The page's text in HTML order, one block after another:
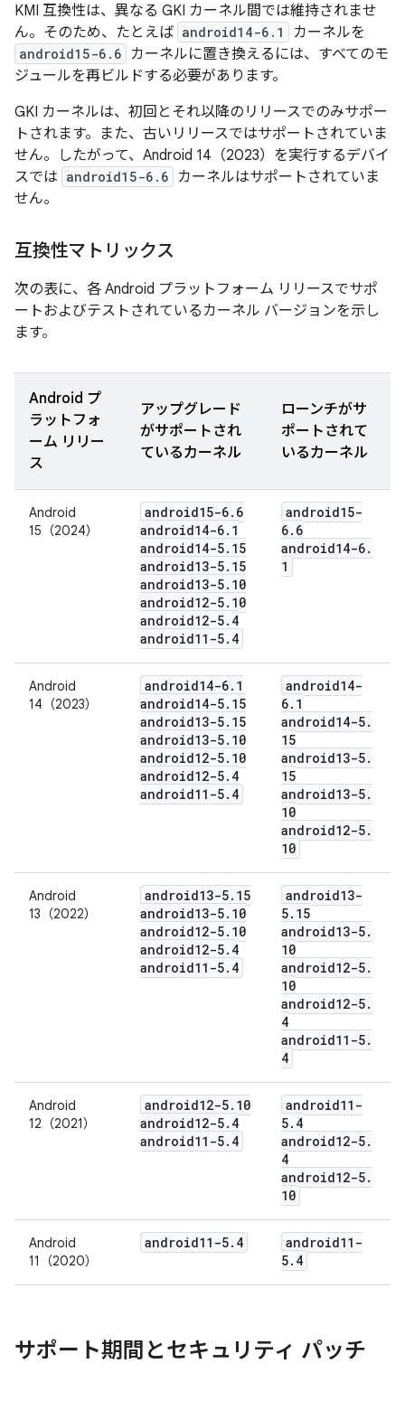
KMI 互換性は、異なる GKI カーネル間では維持されませ
ん。そのため、たとえば android14-6.1 カーネルを
android15-6.6
カーネルに置き換えるには、すべてのモ
ジュールを再ビルドする必要があります。
GKI カーネルは、初回とそれ以降のリリースでのみサポー
トされます。また、古いリリースではサポートされていま
せん。したがって、Android 14（2023）を実行するデバイ
スでは android15-6.6
カーネルはサポートされていま
せん。
互換性マトリックス
次の表に、各 Android プラットフォーム リリースでサポ
ートおよびテストされているカーネル バージョンを示し
ます。
Android プ
ラットフォ
ーム リリー
ス
アップグレード
がサポートされ
ているカーネル
ローンチがサ
ポートされて
いるカーネル
Android
15（2024）
android15-6. 6
android14-6. 1
android14-5. 15
android13-5. 15
android13-5. 10
android12-5. 10
android12-5. 4
android11-5. 4
android15-
6. 6
android14-6.
1
Android
14（2023）
android14-6. 1
android14-5. 15
android13-5. 15
android13-5. 10
android12-5. 10
android12-5. 4
android11-5. 4
android14-
6. 1
android14-5.
15
android13-5.
15
android13-5.
10
android12-5.
10
Android
13（2022）
android13-5. 15
android13-5. 10
android12-5. 10
android12-5. 4
android11-5. 4
android13-
5. 15
android13-5.
10
android12-5.
10
android12-5.
4
android11-5.
4
Android
12（2021）
android12-5. 10
android12-5. 4
android11-5. 4
android11-
5. 4
android12-5.
4
android12-5.
10
Android
11（2020）
android11-5. 4
android11-
5. 4
サポート期間とセキュリティ パッチ